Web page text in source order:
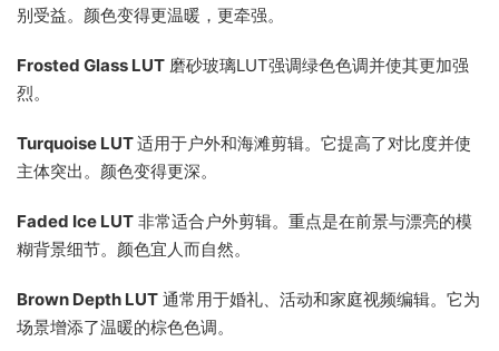
别受益。颜色变得更温暖，更牵强。
Frosted Glass LUT 磨砂玻璃LUT强调绿色色调并使其更加强
烈。
Turquoise LUT适用于户外和海滩剪辑。它提高了对比度并使
主体突出。颜色变得更深。
Faded Ice LUT 非常适合户外剪辑。重点是在前景与漂亮的模
糊背景细节。颜色宜人而自然。
Brown Depth LUT 通常用于婚礼、活动和家庭视频编辑。它为
场景增添了温暖的棕色色调。